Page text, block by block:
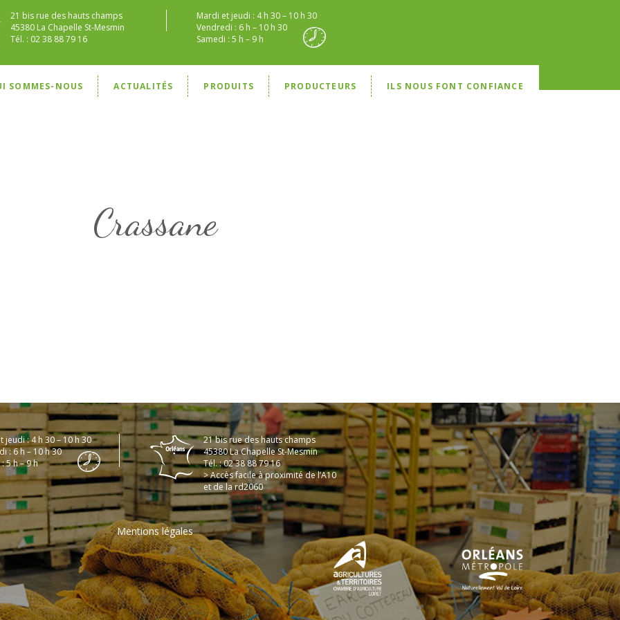
21 bis rue des hauts champs
45380 La Chapelle St-Mesmin
Tél. : 02 38 88 79 16
Mardi et jeudi : 4 h 30 – 10 h 30
Vendredi : 6 h – 10 h 30
Samedi : 5 h – 9 h
SOMMES-NOUS ACTUALITÉS PRODUITS PRODUCTEURS ILS NOUS FONT CONFIANCE
Crassane
jeudi : 4 h 30 – 10 h 30
: 6 h – 10 h 30
5 h – 9 h
21 bis rue des hauts champs
45380 La Chapelle St-Mesmin
Tél. : 02 38 88 79 16
> Accès facile à proximité de l’A10
et de la rd2060
Mentions légales